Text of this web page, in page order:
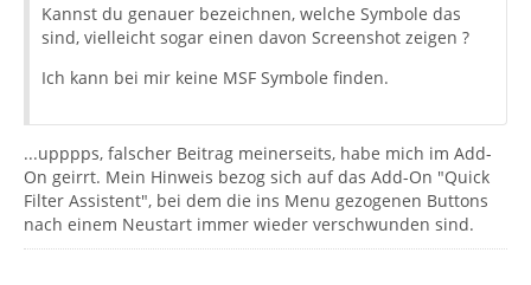
Kannst du genauer bezeichnen, welche Symbole das
sind, vielleicht sogar einen davon Screenshot zeigen ?
Ich kann bei mir keine MSF Symbole finden.
...upppps, falscher Beitrag meinerseits, habe mich im Add-
On geirrt. Mein Hinweis bezog sich auf das Add-On "Quick
Filter Assistent", bei dem die ins Menu gezogenen Buttons
nach einem Neustart immer wieder verschwunden sind.